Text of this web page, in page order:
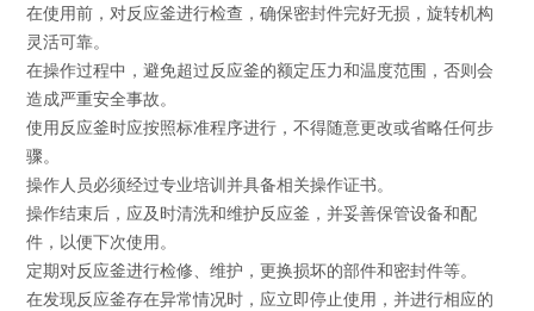
在使用前，对反应釜进行检查，确保密封件完好无损，旋转机构
灵活可靠。
在操作过程中，避免超过反应釜的额定压力和温度范围，否则会
造成严重安全事故。
使用反应釜时应按照标准程序进行，不得随意更改或省略任何步
骤。
操作人员必须经过专业培训并具备相关操作证书。
操作结束后，应及时清洗和维护反应釜，并妥善保管设备和配
件，以便下次使用。
定期对反应釜进行检修、维护，更换损坏的部件和密封件等。
在发现反应釜存在异常情况时，应立即停止使用，并进行相应的